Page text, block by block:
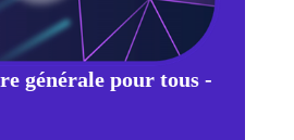
générale pour tous -